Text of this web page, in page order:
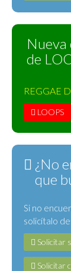
Nueva
de
REGGAE
LOOPS
¿No
que
Si no
solicítalo
Solicitar
Solicitar